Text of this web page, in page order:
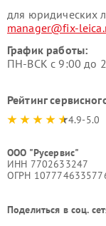
для юридических
manager@fix-
График работы:
ПН-ВСК с 9:00 до
Рейтинг
4.9-5.0
ООО "Русервис"
ИНН 7702633247
ОГРН
Поделиться в соц.